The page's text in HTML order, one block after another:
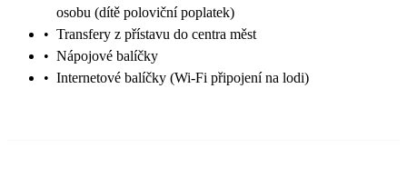
osobu (dítě poloviční poplatek)
• Transfery z přístavu do centra měst
• Nápojové balíčky
• Internetové balíčky (Wi-Fi připojení na lodi)